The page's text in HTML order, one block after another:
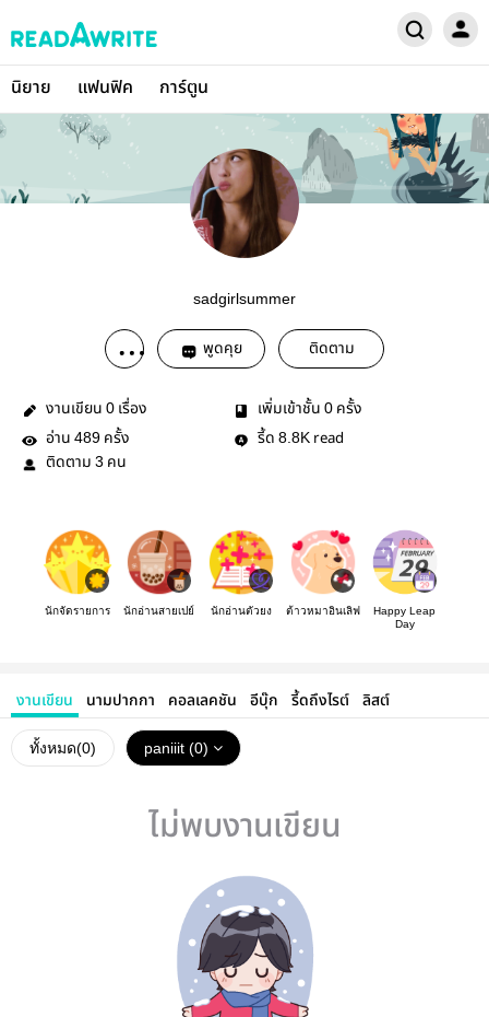
นิยาย แฟนฟิค การ์ตูน
sadgirlsummer
พูดคุย ติดตาม
งานเขียน 0 เรื่อง เพิ่มเข้าชั้น 0 ครั้ง
อ่าน 489 ครั้ง รี้ด 8.8K read
ติดตาม 3 คน
นักจัดรายการ นักอ่านสายเปย์ นักอ่านตัวยง ต้าวหมาอินเลิฟ
Happy Leap
Day
งานเขียน นามปากกา คอลเลคชัน อีบุ๊ก รี้ดถึงไรต์ ลิสต์
ทั้งหมด(0) paniiit (0)
ไม่พบงานเขียน